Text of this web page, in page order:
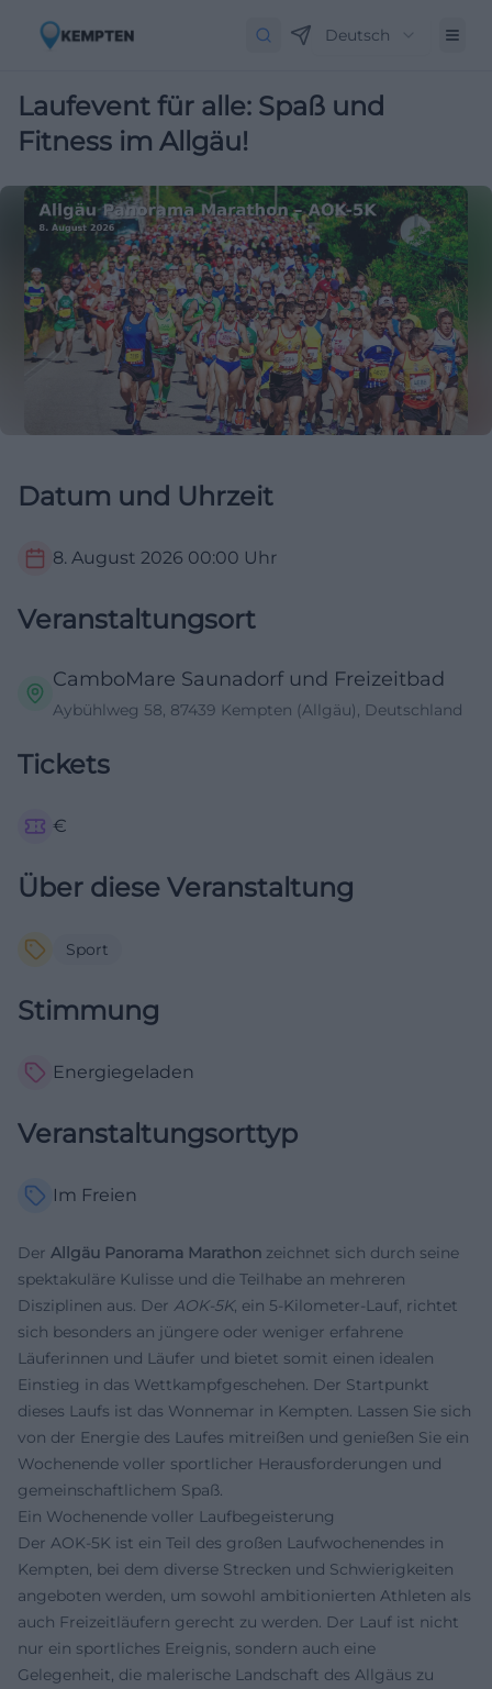
Deutsch
Laufevent für alle: Spaß und
Fitness im Allgäu!
Datum und Uhrzeit
8. August 2026 00:00 Uhr
Veranstaltungsort
CamboMare Saunadorf und Freizeitbad
Aybühlweg 58, 87439 Kempten (Allgäu), Deutschland
Tickets
€
Über diese Veranstaltung
Sport
Stimmung
Energiegeladen
Veranstaltungsorttyp
Im Freien
Der Allgäu Panorama Marathon zeichnet sich durch seine
spektakuläre Kulisse und die Teilhabe an mehreren
Disziplinen aus. Der AOK-5K, ein 5-Kilometer-Lauf, richtet
sich besonders an jüngere oder weniger erfahrene
Läuferinnen und Läufer und bietet somit einen idealen
Einstieg in das Wettkampfgeschehen. Der Startpunkt
dieses Laufs ist das Wonnemar in Kempten. Lassen Sie sich
von der Energie des Laufes mitreißen und genießen Sie ein
Wochenende voller sportlicher Herausforderungen und
gemeinschaftlichem Spaß.
Ein Wochenende voller Laufbegeisterung
Der AOK-5K ist ein Teil des großen Laufwochenendes in
Kempten, bei dem diverse Strecken und Schwierigkeiten
angeboten werden, um sowohl ambitionierten Athleten als
auch Freizeitläufern gerecht zu werden. Der Lauf ist nicht
nur ein sportliches Ereignis, sondern auch eine
Gelegenheit, die malerische Landschaft des Allgäus zu